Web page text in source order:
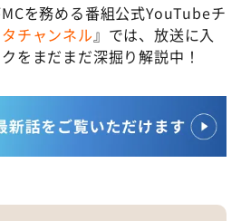
を務める番組公式YouTubeチ
チャンネル 』では、放送に入
をまだまだ深掘り解説中！